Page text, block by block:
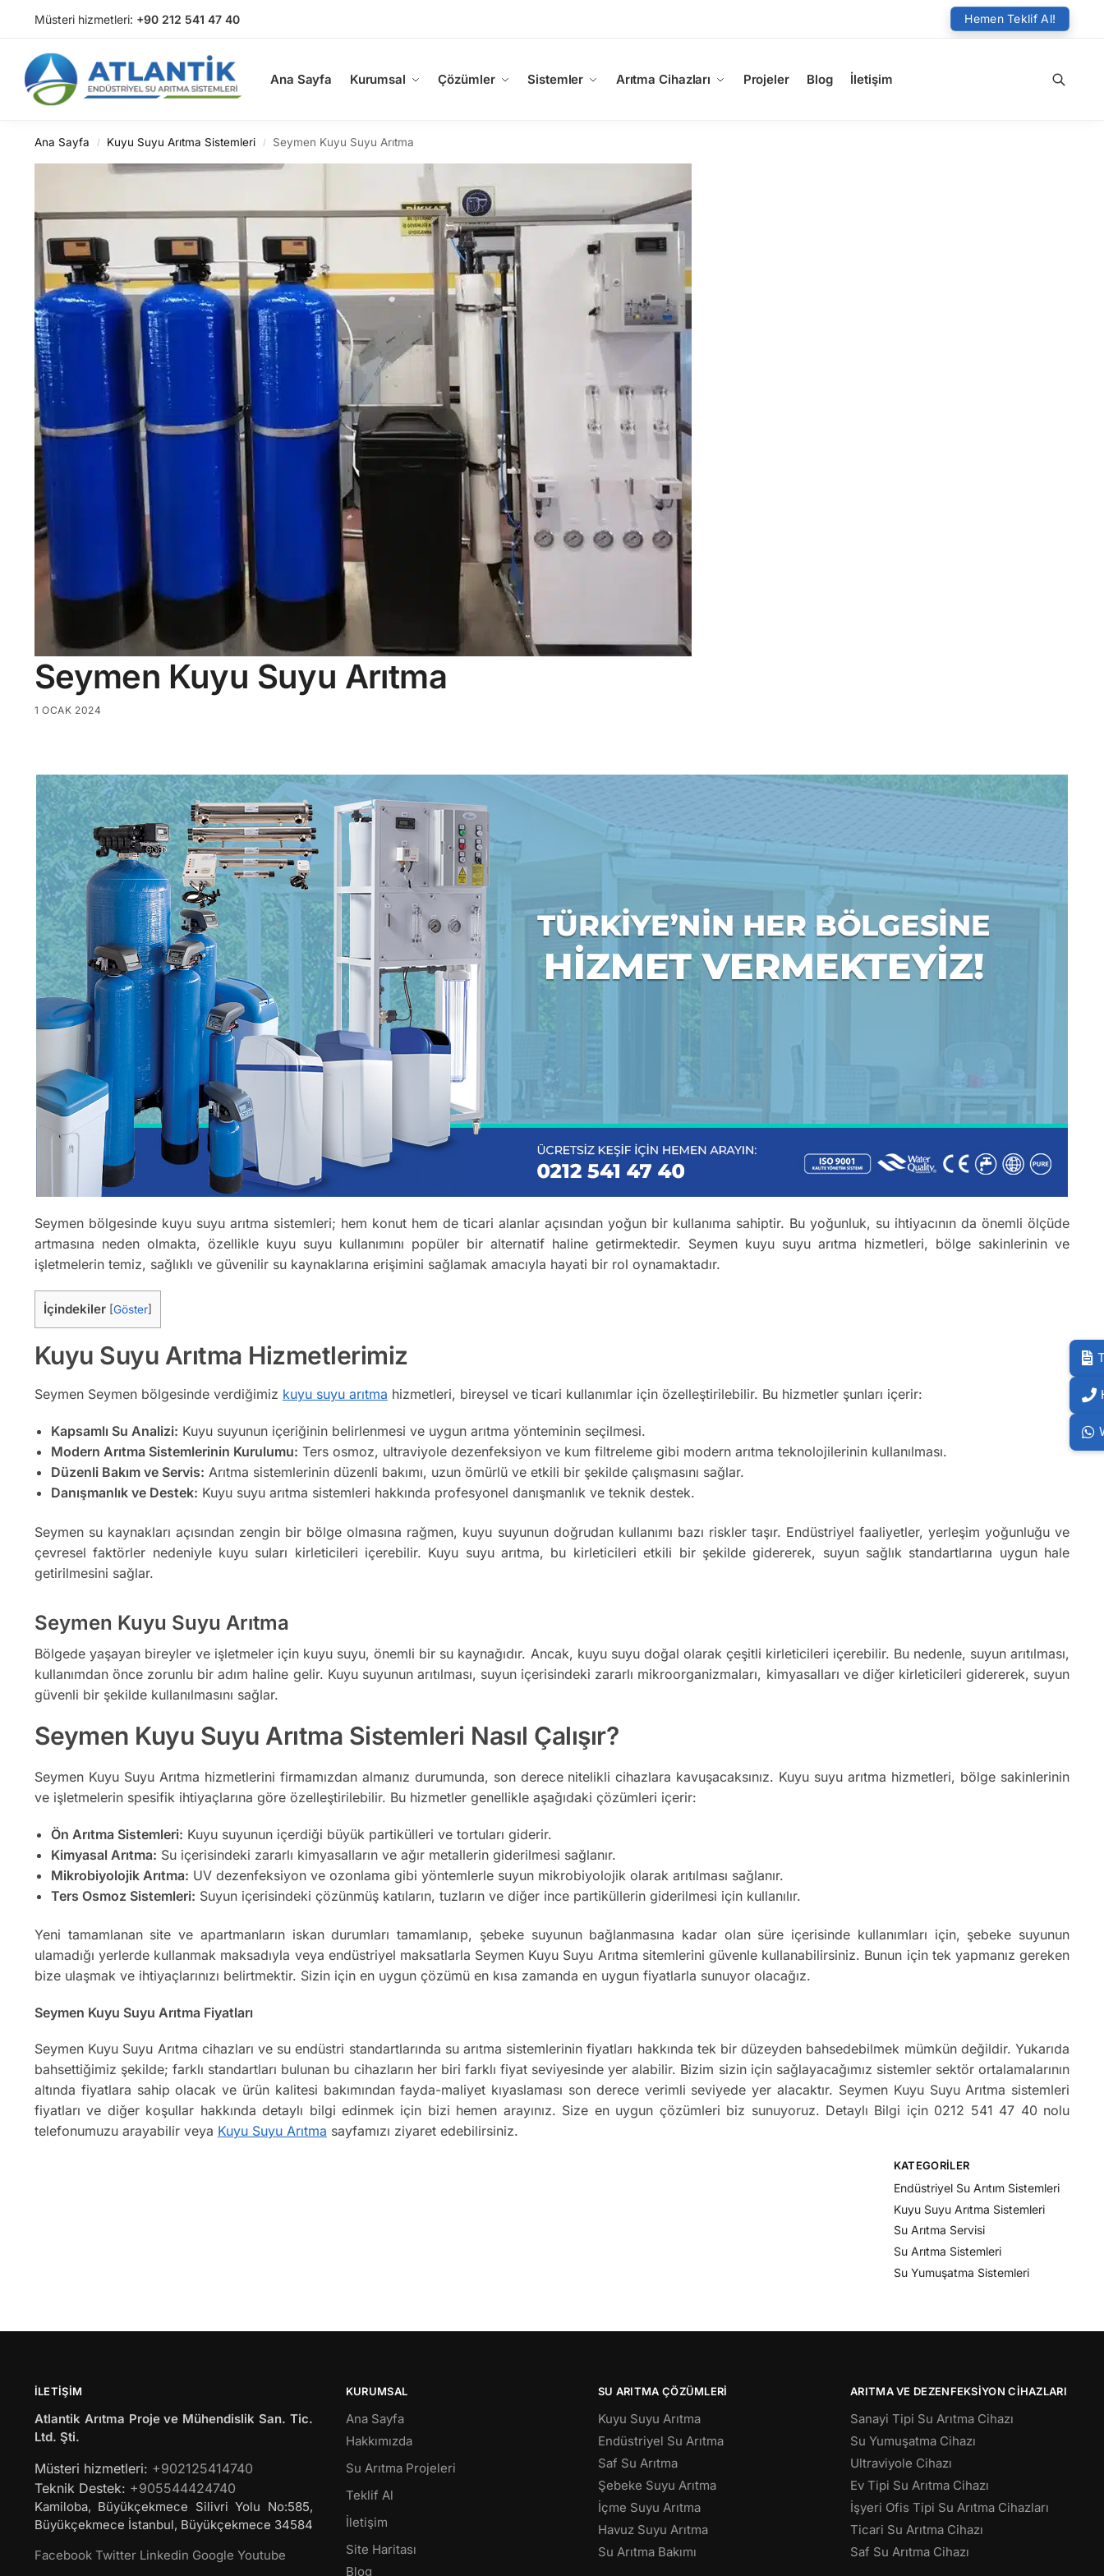
Müsteri hizmetleri: +90 212 541 47 40 Hemen Teklif Al!
Ana Sayfa Kurumsal Çözümler Sistemler Arıtma Cihazları Projeler Blog İletişim
Arama
Ara
Ana Sayfa / Kuyu Suyu Arıtma Sistemleri / Seymen Kuyu Suyu Arıtma
Seymen Kuyu Suyu Arıtma
1 OCAK 2024
Seymen bölgesinde kuyu suyu arıtma sistemleri; hem konut hem de ticari alanlar açısından yoğun bir kullanıma sahiptir. Bu yoğunluk, su ihtiyacının da önemli ölçüde
artmasına neden olmakta, özellikle kuyu suyu kullanımını popüler bir alternatif haline getirmektedir. Seymen kuyu suyu arıtma hizmetleri, bölge sakinlerinin ve
işletmelerin temiz, sağlıklı ve güvenilir su kaynaklarına erişimini sağlamak amacıyla hayati bir rol oynamaktadır.
İçindekiler [Göster]
Kuyu Suyu Arıtma Hizmetlerimiz
Seymen Seymen bölgesinde verdiğimiz kuyu suyu arıtma hizmetleri, bireysel ve ticari kullanımlar için özelleştirilebilir. Bu hizmetler şunları içerir:
Kapsamlı Su Analizi: Kuyu suyunun içeriğinin belirlenmesi ve uygun arıtma yönteminin seçilmesi.
Modern Arıtma Sistemlerinin Kurulumu: Ters osmoz, ultraviyole dezenfeksiyon ve kum filtreleme gibi modern arıtma teknolojilerinin kullanılması.
Düzenli Bakım ve Servis: Arıtma sistemlerinin düzenli bakımı, uzun ömürlü ve etkili bir şekilde çalışmasını sağlar.
Danışmanlık ve Destek: Kuyu suyu arıtma sistemleri hakkında profesyonel danışmanlık ve teknik destek.
Seymen su kaynakları açısından zengin bir bölge olmasına rağmen, kuyu suyunun doğrudan kullanımı bazı riskler taşır. Endüstriyel faaliyetler, yerleşim yoğunluğu ve
çevresel faktörler nedeniyle kuyu suları kirleticileri içerebilir. Kuyu suyu arıtma, bu kirleticileri etkili bir şekilde gidererek, suyun sağlık standartlarına uygun hale
getirilmesini sağlar.
Seymen Kuyu Suyu Arıtma
Bölgede yaşayan bireyler ve işletmeler için kuyu suyu, önemli bir su kaynağıdır. Ancak, kuyu suyu doğal olarak çeşitli kirleticileri içerebilir. Bu nedenle, suyun arıtılması,
kullanımdan önce zorunlu bir adım haline gelir. Kuyu suyunun arıtılması, suyun içerisindeki zararlı mikroorganizmaları, kimyasalları ve diğer kirleticileri gidererek, suyun
güvenli bir şekilde kullanılmasını sağlar.
Seymen Kuyu Suyu Arıtma Sistemleri Nasıl Çalışır?
Seymen Kuyu Suyu Arıtma hizmetlerini firmamızdan almanız durumunda, son derece nitelikli cihazlara kavuşacaksınız. Kuyu suyu arıtma hizmetleri, bölge sakinlerinin
ve işletmelerin spesifik ihtiyaçlarına göre özelleştirilebilir. Bu hizmetler genellikle aşağıdaki çözümleri içerir:
Ön Arıtma Sistemleri: Kuyu suyunun içerdiği büyük partikülleri ve tortuları giderir.
Kimyasal Arıtma: Su içerisindeki zararlı kimyasalların ve ağır metallerin giderilmesi sağlanır.
Mikrobiyolojik Arıtma: UV dezenfeksiyon ve ozonlama gibi yöntemlerle suyun mikrobiyolojik olarak arıtılması sağlanır.
Ters Osmoz Sistemleri: Suyun içerisindeki çözünmüş katıların, tuzların ve diğer ince partiküllerin giderilmesi için kullanılır.
Yeni tamamlanan site ve apartmanların iskan durumları tamamlanıp, şebeke suyunun bağlanmasına kadar olan süre içerisinde kullanımları için, şebeke suyunun
ulamadığı yerlerde kullanmak maksadıyla veya endüstriyel maksatlarla Seymen Kuyu Suyu Arıtma sitemlerini güvenle kullanabilirsiniz. Bunun için tek yapmanız gereken
bize ulaşmak ve ihtiyaçlarınızı belirtmektir. Sizin için en uygun çözümü en kısa zamanda en uygun fiyatlarla sunuyor olacağız.
Seymen Kuyu Suyu Arıtma Fiyatları
Seymen Kuyu Suyu Arıtma cihazları ve su endüstri standartlarında su arıtma sistemlerinin fiyatları hakkında tek bir düzeyden bahsedebilmek mümkün değildir. Yukarıda
bahsettiğimiz şekilde; farklı standartları bulunan bu cihazların her biri farklı fiyat seviyesinde yer alabilir. Bizim sizin için sağlayacağımız sistemler sektör ortalamalarının
altında fiyatlara sahip olacak ve ürün kalitesi bakımından fayda-maliyet kıyaslaması son derece verimli seviyede yer alacaktır. Seymen Kuyu Suyu Arıtma sistemleri
fiyatları ve diğer koşullar hakkında detaylı bilgi edinmek için bizi hemen arayınız. Size en uygun çözümleri biz sunuyoruz. Detaylı Bilgi için 0212 541 47 40 nolu
telefonumuzu arayabilir veya Kuyu Suyu Arıtma sayfamızı ziyaret edebilirsiniz.
KATEGORILER
Endüstriyel Su Arıtım Sistemleri
Kuyu Suyu Arıtma Sistemleri
Su Arıtma Servisi
Su Arıtma Sistemleri
Su Yumuşatma Sistemleri
İLETIŞIM
Atlantik Arıtma Proje ve Mühendislik San. Tic.
Ltd. Şti.
Müsteri hizmetleri: +902125414740
Teknik Destek: +905544424740
Kamiloba, Büyükçekmece Silivri Yolu No:585,
Büyükçekmece İstanbul, Büyükçekmece 34584
Facebook Twitter Linkedin Google Youtube
KURUMSAL
Ana Sayfa
Hakkımızda
Su Arıtma Projeleri
Teklif Al
İletişim
Site Haritası
Blog
SU ARITMA ÇÖZÜMLERI
Kuyu Suyu Arıtma
Endüstriyel Su Arıtma
Saf Su Arıtma
Şebeke Suyu Arıtma
İçme Suyu Arıtma
Havuz Suyu Arıtma
Su Arıtma Bakımı
ARITMA VE DEZENFEKSIYON CIHAZLARI
Sanayi Tipi Su Arıtma Cihazı
Su Yumuşatma Cihazı
Ultraviyole Cihazı
Ev Tipi Su Arıtma Cihazı
İşyeri Ofis Tipi Su Arıtma Cihazları
Ticari Su Arıtma Cihazı
Saf Su Arıtma Cihazı